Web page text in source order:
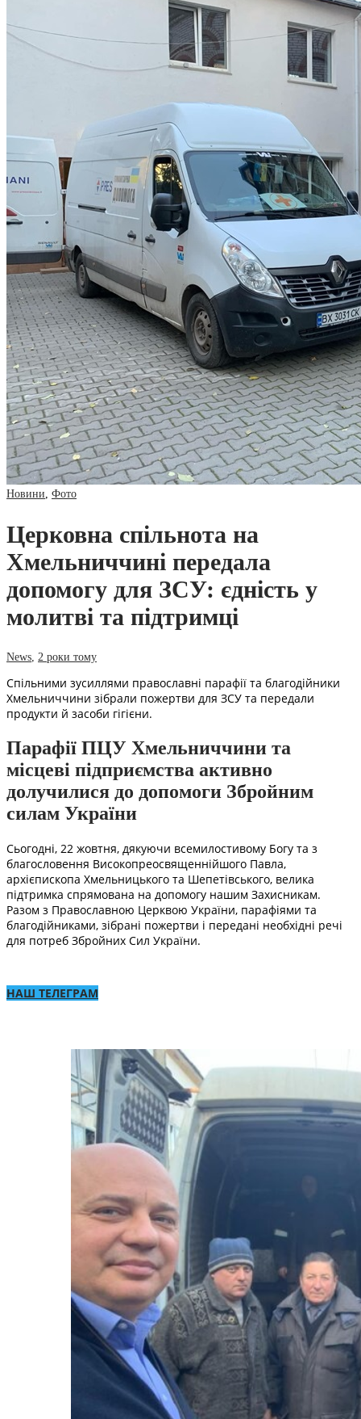
Новини Фото
Церковна спільнота на
Хмельниччині передала
допомогу для ЗСУ: єдність у
молитві та підтримці
News 2 роки тому
Спільними зусиллями православні парафії та благодійники
Хмельниччини зібрали пожертви для ЗСУ та передали
продукти й засоби гігієни.
Парафії ПЦУ Хмельниччини та
місцеві підприємства активно
долучилися до допомоги Збройним
силам України
Сьогодні, 22 жовтня, дякуючи всемилостивому Богу та з
благословення Високопреосвященнійшого Павла,
архієпископа Хмельницького та Шепетівського, велика
підтримка спрямована на допомогу нашим Захисникам.
Разом з Православною Церквою України, парафіями та
благодійниками, зібрані пожертви і передані необхідні речі
для потреб Збройних Сил України.
НАШ ТЕЛЕГРАМ